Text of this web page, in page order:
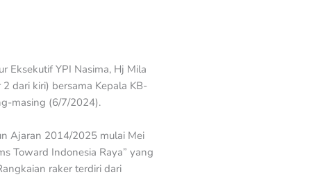
Eksekutif YPI Nasima, Hj Mila
dari kiri) bersama Kepala KB-
masing (6/7/2024).
Ajaran 2014/2025 mulai Mei
Toward Indonesia Raya” yang
raker terdiri dari